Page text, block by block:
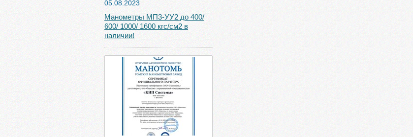
05.08.2023
Манометры МП3-УУ2 до 400/
600/ 1000/ 1600 кгс/см2 в
наличии!